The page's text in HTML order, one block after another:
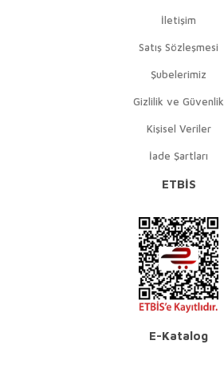
İletişim
Satış Sözleşmesi
Şubelerimiz
Gizlilik ve Güvenlik
Kişisel Veriler
İade Şartları
ETBİS
E-Katalog